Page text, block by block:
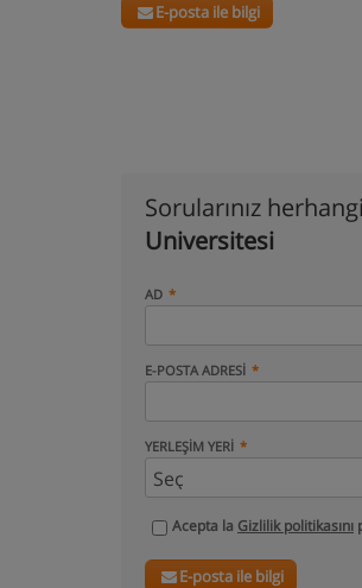
E-posta ile bilgi
Sorularınız
Universitesi
AD
E-POSTA ADRESI
YERLEŞIM YERI
Acepta la Gizlilik politikasını
E-posta ile bilgi